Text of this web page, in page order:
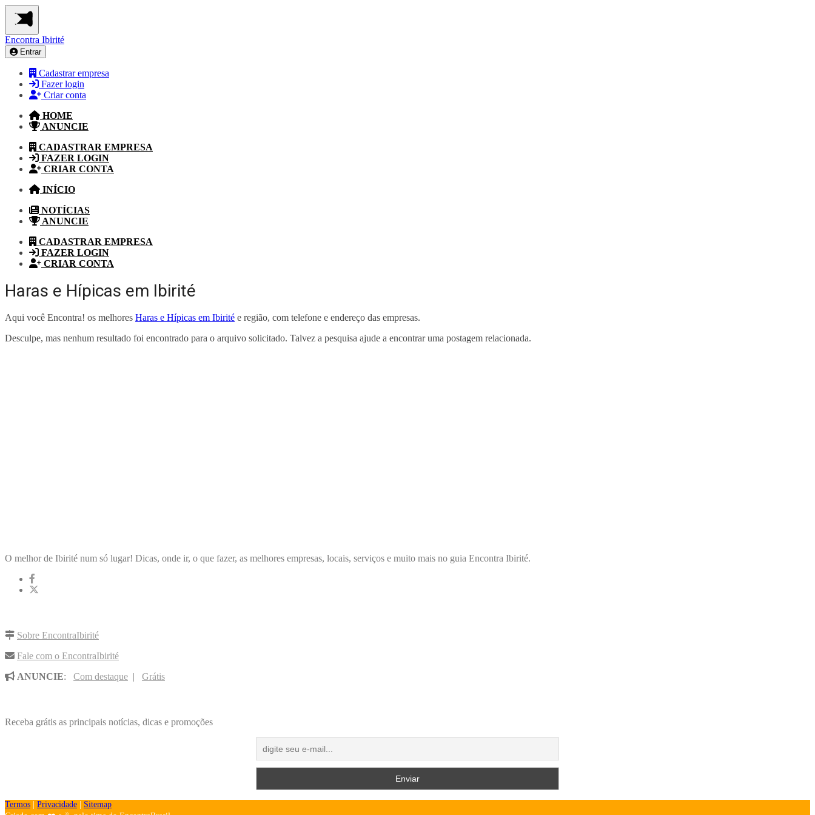
Encontra Ibirité
Entrar
Cadastrar empresa
Fazer login
Criar conta
HOME
ANUNCIE
CADASTRAR EMPRESA
FAZER LOGIN
CRIAR CONTA
INÍCIO
NOTÍCIAS
ANUNCIE
CADASTRAR EMPRESA
FAZER LOGIN
CRIAR CONTA
Haras e Hípicas em Ibirité
Aqui você Encontra! os melhores Haras e Hípicas em Ibirité e região, com telefone e endereço das empresas.
Desculpe, mas nenhum resultado foi encontrado para o arquivo solicitado. Talvez a pesquisa ajude a encontrar uma postagem relacionada.
O melhor de Ibirité num só lugar! Dicas, onde ir, o que fazer, as melhores empresas, locais, serviços e muito mais no guia Encontra Ibirité.
Sobre EncontraIbirité
Fale com o EncontraIbirité
ANUNCIE: Com destaque | Grátis
Receba grátis as principais notícias, dicas e promoções
Termos | Privacidade | Sitemap